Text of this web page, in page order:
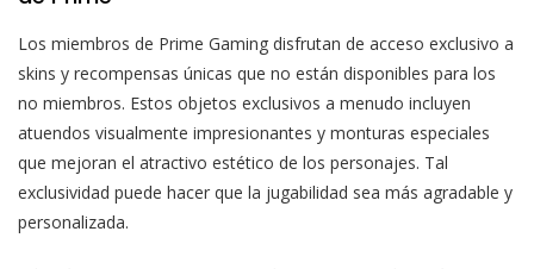
Los miembros de Prime Gaming disfrutan de acceso exclusivo a
skins y recompensas únicas que no están disponibles para los
no miembros. Estos objetos exclusivos a menudo incluyen
atuendos visualmente impresionantes y monturas especiales
que mejoran el atractivo estético de los personajes. Tal
exclusividad puede hacer que la jugabilidad sea más agradable y
personalizada.